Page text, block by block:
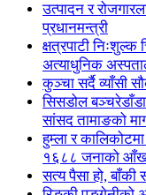
उत्पादन र
प्रधानमन्त्री
क्षत्रपाटी
अत्याधुनिक
कुञ्चा सर्दै व्याँसी
सिसडोल
सांसद तामाङको
हुम्ला र
१६८८ जनाको आँखा
सत्य पैसा हो, बाँकी